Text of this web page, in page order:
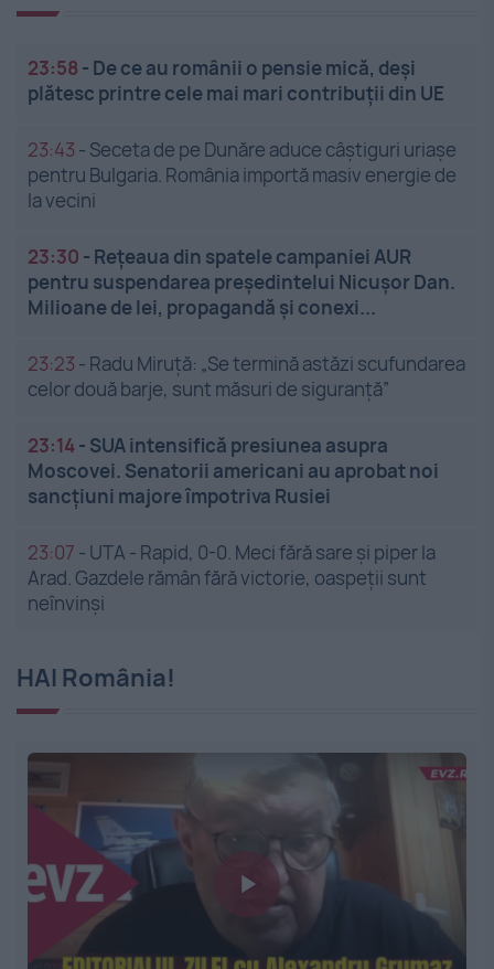
23:58 - De ce au românii o pensie mică, deși
plătesc printre cele mai mari contribuții din UE
23:43 - Seceta de pe Dunăre aduce câștiguri uriașe
pentru Bulgaria. România importă masiv energie de
la vecini
23:30 - Rețeaua din spatele campaniei AUR
pentru suspendarea președintelui Nicușor Dan.
Milioane de lei, propagandă și conexi...
23:23 - Radu Miruță: „Se termină astăzi scufundarea
celor două barje, sunt măsuri de siguranţă”
23:14- SUA intensifică presiunea asupra
Moscovei. Senatorii americani au aprobat noi
sancțiuni majore împotriva Rusiei
23:07 - UTA - Rapid, 0-0. Meci fără sare și piper la
Arad. Gazdele rămân fără victorie, oaspeții sunt
neînvinși
HAI România!